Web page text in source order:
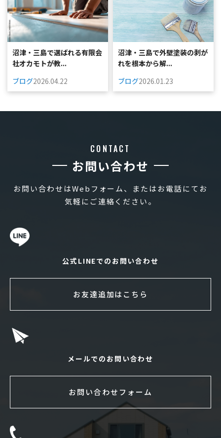
沼津・三島で選ばれる有限会
社オカモトが教...
ブログ2026.04.22
沼津・三島で外壁塗装の剥が
れを根本から解...
ブログ2026.01.23
CONTACT
お問い合わせ
お問い合わせはWebフォーム、またはお電話にてお
気軽にご連絡ください。
公式LINEでのお問い合わせ
お友達追加はこちら
メールでのお問い合わせ
お問い合わせフォーム